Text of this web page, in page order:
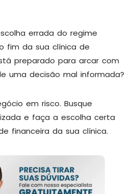
errada do regime
fim da sua clínica de
preparado para arcar com
uma decisão mal informada?
em risco. Busque
e faça a escolha certa
financeira da sua clínica.